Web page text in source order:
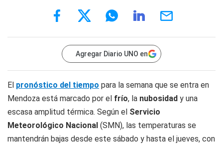
Agregar Diario UNO en
El pronóstico del tiempo para la semana que se entra en
Mendoza está marcado por el frío, la nubosidad y una
escasa amplitud térmica. Según el Servicio
Meteorológico Nacional (SMN), las temperaturas se
mantendrán bajas desde este sábado y hasta el jueves, con